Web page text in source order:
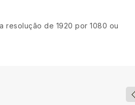
resolução de 1920 por 1080 ou